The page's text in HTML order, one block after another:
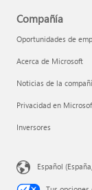
Compañía
Oportunidades de
Acerca de Microsoft
Noticias de la
Privacidad en
Inversores
Español